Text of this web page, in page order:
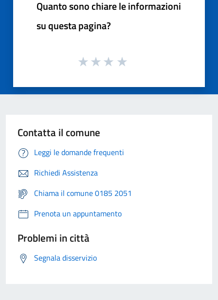
Quanto sono chiare le informazioni
su questa pagina?
Contatta il comune
Leggi le domande frequenti
Richiedi Assistenza
Chiama il comune 0185 2051
Prenota un appuntamento
Problemi in città
Segnala disservizio